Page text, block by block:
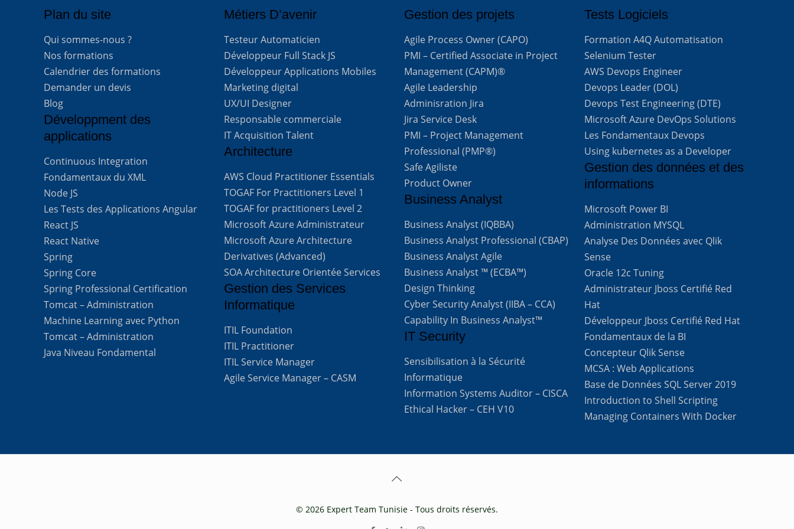
Plan du site
Qui sommes-nous ?
Nos formations
Calendrier des formations
Demander un devis
Blog
Développment des
applications
Continuous Integration
Fondamentaux du XML
Node JS
Les Tests des Applications Angular
React JS
React Native
Spring
Spring Core
Spring Professional Certification
Tomcat – Administration
Machine Learning avec Python
Tomcat – Administration
Java Niveau Fondamental
Métiers D’avenir
Testeur Automaticien
Développeur Full Stack JS
Développeur Applications Mobiles
Marketing digital
UX/UI Designer
Responsable commerciale
IT Acquisition Talent
Architecture
AWS Cloud Practitioner Essentials
TOGAF For Practitioners Level 1
TOGAF for practitioners Level 2
Microsoft Azure Administrateur
Microsoft Azure Architecture
Derivatives (Advanced)
SOA Architecture Orientée Services
Gestion des Services
Informatique
ITIL Foundation
ITIL Practitioner
ITIL Service Manager
Agile Service Manager – CASM
Gestion des projets
Agile Process Owner (CAPO)
PMI – Certified Associate in Project
Management (CAPM)®
Agile Leadership
Adminisration Jira
Jira Service Desk
PMI – Project Management
Professional (PMP®)
Safe Agiliste
Product Owner
Business Analyst
Business Analyst (IQBBA)
Business Analyst Professional (CBAP)
Business Analyst Agile
Business Analyst ™ (ECBA™)
Design Thinking
Cyber Security Analyst (IIBA – CCA)
Capability In Business Analyst™
IT Security
Sensibilisation à la Sécurité
Informatique
Information Systems Auditor – CISCA
Ethical Hacker – CEH V10
Tests Logiciels
Formation A4Q Automatisation
Selenium Tester
AWS Devops Engineer
Devops Leader (DOL)
Devops Test Engineering (DTE)
Microsoft Azure DevOps Solutions
Les Fondamentaux Devops
Using kubernetes as a Developer
Gestion des données et des
informations
Microsoft Power BI
Administration MYSQL
Analyse Des Données avec Qlik
Sense
Oracle 12c Tuning
Administrateur Jboss Certifié Red
Hat
Développeur Jboss Certifié Red Hat
Fondamentaux de la BI
Concepteur Qlik Sense
MCSA : Web Applications
Base de Données SQL Server 2019
Introduction to Shell Scripting
Managing Containers With Docker
© 2026 Expert Team Tunisie - Tous droits réservés.